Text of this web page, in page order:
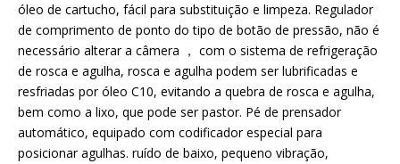
óleo de cartucho, fácil para substituição e limpeza. Regulador
de comprimento de ponto do tipo de botão de pressão, não é
necessário alterar a câmera ， com o sistema de refrigeração
de rosca e agulha, rosca e agulha podem ser lubrificadas e
resfriadas por óleo C10, evitando a quebra de rosca e agulha,
bem como a lixo, que pode ser pastor. Pé de prensador
automático, equipado com codificador especial para
posicionar agulhas. ruído de baixo, pequeno vibração,